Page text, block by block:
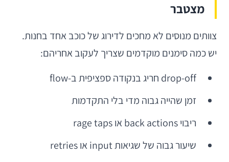
מצטבר
צוותים מנוסים לא מחכים לדירוג של כוכב אחד בחנות.
יש כמה סימנים מוקדמים שצריך לעקוב אחריהם:
drop-off חריג בנקודה ספציפית ב-flow
זמן שהייה גבוה מדי בלי התקדמות
ריבוי back actions או rage taps
שיעור גבוה של שגיאות input או retries